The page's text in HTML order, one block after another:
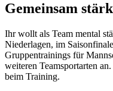
Gemeinsam
Ihr wollt als Team mental
Niederlagen, im
Gruppentrainings für
weiteren Teamsportarten
beim Training.